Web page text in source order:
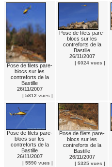
Pose de filets pare-
blocs sur les
contreforts de la
Bastille
26/11/2007
| 5812 vues |
Pose de filets pare-
blocs sur les
contreforts de la
Bastille
26/11/2007
| 6024 vues |
Pose de filets pare-
blocs sur les
contreforts de la
Bastille
26/11/2007
| 5590 vues |
Pose de filets pare-
blocs sur les
contreforts de la
Bastille
26/11/2007
| 5325 vues |